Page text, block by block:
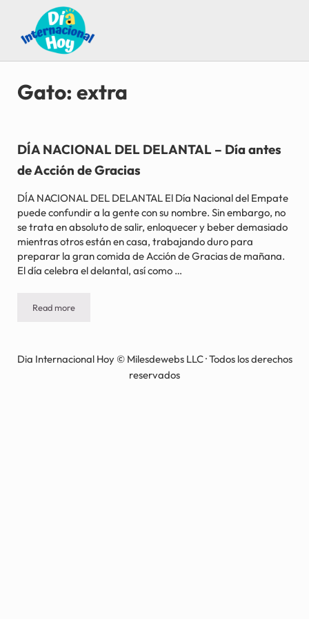
Saltar al contenido principal
Skip to after header navigation
Skip to site footer
Día Internacional Hoy
Guía para saber qué día internacional es hoy
Gato: extra
DÍA NACIONAL DEL DELANTAL – Día antes
de Acción de Gracias
DÍA NACIONAL DEL DELANTAL El Día Nacional del Empate
puede confundir a la gente con su nombre. Sin embargo, no
se trata en absoluto de salir, enloquecer y beber demasiado
mientras otros están en casa, trabajando duro para
preparar la gran comida de Acción de Gracias de mañana.
El día celebra el delantal, así como …
Read moreDÍA NACIONAL DEL DELANTAL – Día antes de Acción de Gracias
Dia Internacional Hoy © Milesdewebs LLC · Todos los derechos
reservados